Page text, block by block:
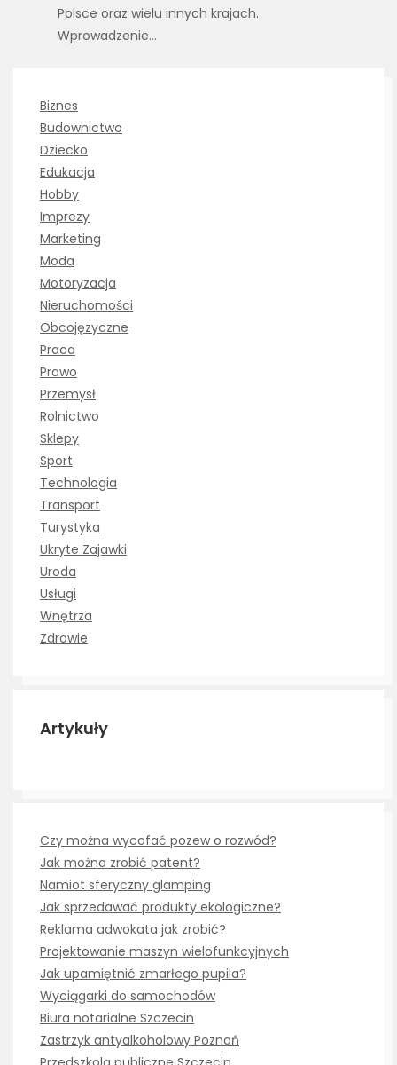
Polsce oraz wielu innych krajach.
Wprowadzenie…
Biznes
Budownictwo
Dziecko
Edukacja
Hobby
Imprezy
Marketing
Moda
Motoryzacja
Nieruchomości
Obcojęzyczne
Praca
Prawo
Przemysł
Rolnictwo
Sklepy
Sport
Technologia
Transport
Turystyka
Ukryte Zajawki
Uroda
Usługi
Wnętrza
Zdrowie
Artykuły
Czy można wycofać pozew o rozwód?
Jak można zrobić patent?
Namiot sferyczny glamping
Jak sprzedawać produkty ekologiczne?
Reklama adwokata jak zrobić?
Projektowanie maszyn wielofunkcyjnych
Jak upamiętnić zmarłego pupila?
Wyciągarki do samochodów
Biura notarialne Szczecin
Zastrzyk antyalkoholowy Poznań